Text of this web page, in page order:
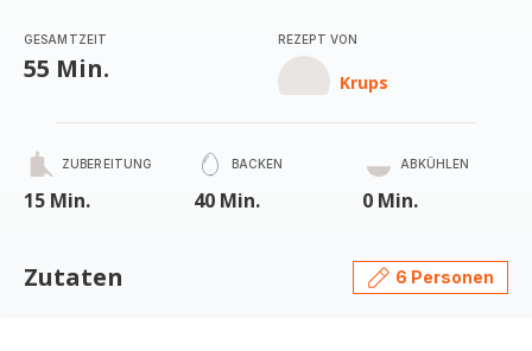
GESAMTZEIT
55 Min.
REZEPT VON
Krups
ZUBEREITUNG
15 Min.
BACKEN
40 Min.
ABKÜHLEN
0 Min.
Zutaten 6 Personen